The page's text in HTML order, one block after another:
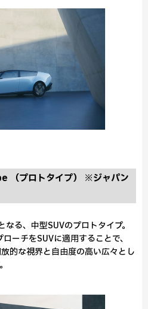
プロトタイプ） ※ジャパン
る、中型SUVのプロトタイプ。
ーチをSUVに適用することで、
的な視界と自由度の高い広々とし